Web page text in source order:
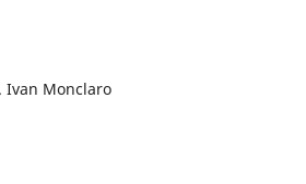
Ivan Monclaro